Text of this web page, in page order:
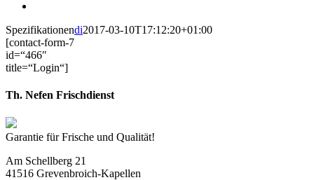
Spezifikationendi2017-03-10T17:12:20+01:00
[contact-form-7
id=“466″
title=“Login“]
Th. Nefen Frischdienst
Garantie für Frische und Qualität!
Am Schellberg 21
41516 Grevenbroich-Kapellen